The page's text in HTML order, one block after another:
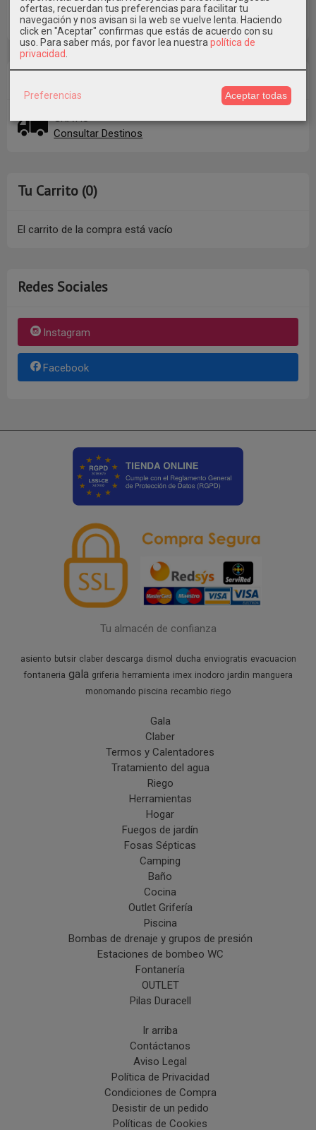
GRATIS *
Consultar Destinos
Tu Carrito (0)
El carrito de la compra está vacío
Redes Sociales
Instagram
Facebook
Tu almacén de confianza
asiento butsir claber descarga dismol ducha enviogratis evacuacion
fontaneria gala griferia herramienta imex inodoro jardin manguera
monomando piscina recambio riego
Gala
Claber
Termos y Calentadores
Tratamiento del agua
Riego
Herramientas
Hogar
Fuegos de jardín
Fosas Sépticas
Camping
Baño
Cocina
Outlet Grifería
Piscina
Bombas de drenaje y grupos de presión
Estaciones de bombeo WC
Fontanería
OUTLET
Pilas Duracell
Ir arriba
Contáctanos
Aviso Legal
Política de Privacidad
Condiciones de Compra
Desistir de un pedido
Políticas de Cookies
ofertas, recuerdan tus preferencias para facilitar tu
navegación y nos avisan si la web se vuelve lenta. Haciendo
click en "Aceptar" confirmas que estás de acuerdo con su
uso. Para saber más, por favor lea nuestra política de
privacidad
Preferencias Aceptar todas